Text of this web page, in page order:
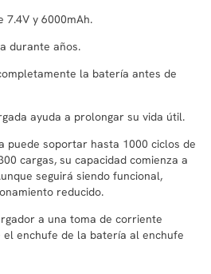
7.4V y 6000mAh.
durante años.
la batería antes de
ayuda a prolongar su vida útil.
puede soportar hasta 1000 ciclos de
cargas, su capacidad comienza a
seguirá siendo funcional,
reducido.
a una toma de corriente
el enchufe de la batería al enchufe